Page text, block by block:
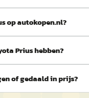
op autokopen.nl?
Prius hebben?
of gedaald in prijs?